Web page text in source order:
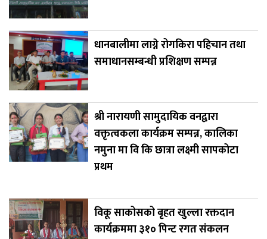
धानबालीमा लाग्ने रोगकिरा पहिचान तथा
समाधानसम्बन्धी प्रशिक्षण सम्पन्न
श्री नारायणी सामुदायिक वनद्वारा
वक्तृत्वकला कार्यक्रम सम्पन्न, कालिका
नमुना मा वि कि छात्रा लक्ष्मी सापकोटा
प्रथम
विकू साकोसको बृहत खुल्ला रक्तदान
कार्यक्रममा ३१० पिन्ट रगत संकलन